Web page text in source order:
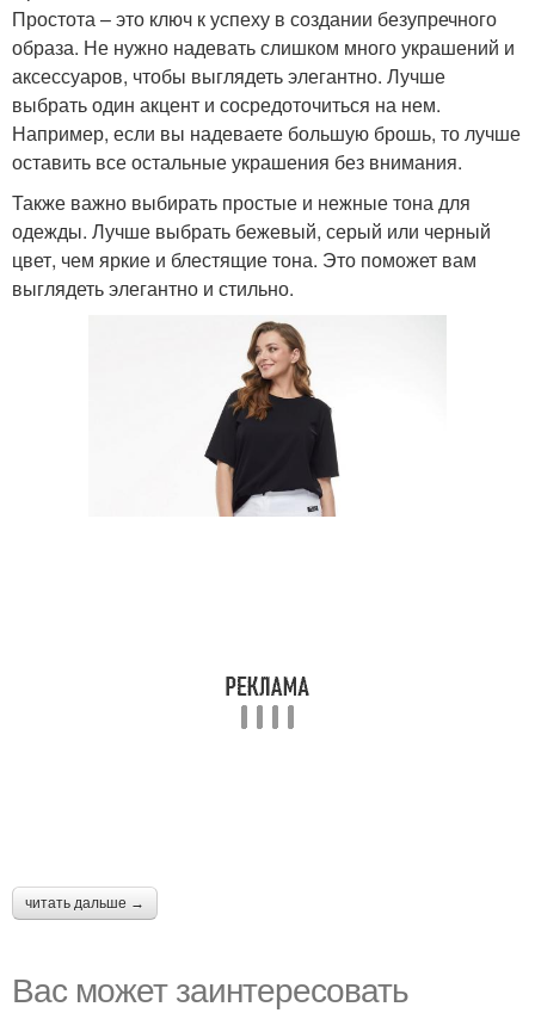
Простота – это ключ к успеху в создании безупречного
образа. Не нужно надевать слишком много украшений и
аксессуаров, чтобы выглядеть элегантно. Лучше
выбрать один акцент и сосредоточиться на нем.
Например, если вы надеваете большую брошь, то лучше
оставить все остальные украшения без внимания.
Также важно выбирать простые и нежные тона для
одежды. Лучше выбрать бежевый, серый или черный
цвет, чем яркие и блестящие тона. Это поможет вам
выглядеть элегантно и стильно.
читать дальше →
Вас может заинтересовать